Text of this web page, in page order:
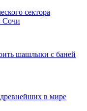
сектора
Сочи
шашлыки с баней
в мире